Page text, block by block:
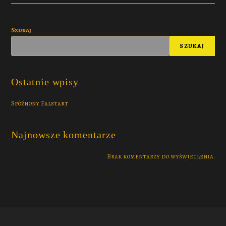
Szukaj
SZUKAJ
Ostatnie wpisy
Spóźnony Falstart
Najnowsze komentarze
Brak komentarzy do wyświetlenia.